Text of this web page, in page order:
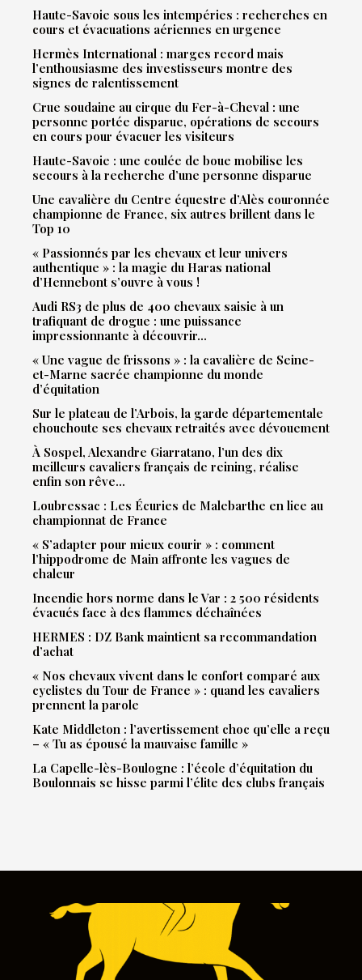
Haute-Savoie sous les intempéries : recherches en
cours et évacuations aériennes en urgence
Hermès International : marges record mais
l’enthousiasme des investisseurs montre des
signes de ralentissement
Crue soudaine au cirque du Fer-à-Cheval : une
personne portée disparue, opérations de secours
en cours pour évacuer les visiteurs
Haute-Savoie : une coulée de boue mobilise les
secours à la recherche d’une personne disparue
Une cavalière du Centre équestre d’Alès couronnée
championne de France, six autres brillent dans le
Top 10
« Passionnés par les chevaux et leur univers
authentique » : la magie du Haras national
d’Hennebont s’ouvre à vous !
Audi RS3 de plus de 400 chevaux saisie à un
trafiquant de drogue : une puissance
impressionnante à découvrir…
« Une vague de frissons » : la cavalière de Seine-
et-Marne sacrée championne du monde
d’équitation
Sur le plateau de l’Arbois, la garde départementale
chouchoute ses chevaux retraités avec dévouement
À Sospel, Alexandre Giarratano, l’un des dix
meilleurs cavaliers français de reining, réalise
enfin son rêve…
Loubressac : Les Écuries de Malebarthe en lice au
championnat de France
« S’adapter pour mieux courir » : comment
l’hippodrome de Main affronte les vagues de
chaleur
Incendie hors norme dans le Var : 2 500 résidents
évacués face à des flammes déchaînées
HERMES : DZ Bank maintient sa recommandation
d’achat
« Nos chevaux vivent dans le confort comparé aux
cyclistes du Tour de France » : quand les cavaliers
prennent la parole
Kate Middleton : l’avertissement choc qu’elle a reçu
– « Tu as épousé la mauvaise famille »
La Capelle-lès-Boulogne : l’école d’équitation du
Boulonnais se hisse parmi l’élite des clubs français